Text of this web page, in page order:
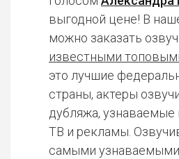
выгодной цене! В
можно заказать
известными
это лучшие
страны, актеры
дубляжа, узнаваемые
ТВ и рекламы.
самыми